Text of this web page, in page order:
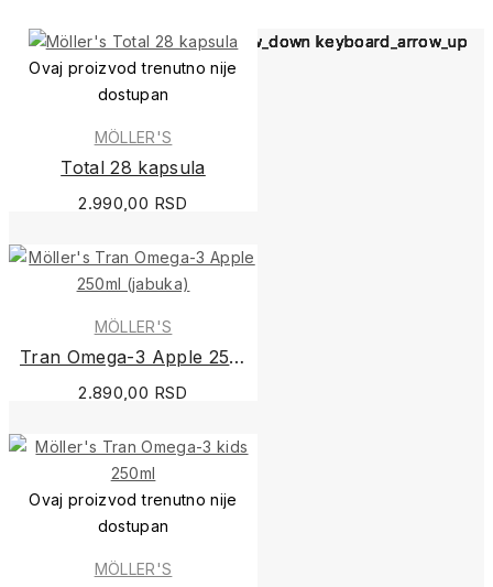
Ovaj proizvod trenutno nije
dostupan
MÖLLER'S
Total 28 kapsula
2.990,00 RSD
MÖLLER'S
Tran Omega-3 Apple 250ml (jabuka)
2.890,00 RSD
Ovaj proizvod trenutno nije
dostupan
MÖLLER'S
keyboard_arrow_down keyboard_arrow_up
keyboard_arrow_down keyboard_arrow_up
keyboard_arrow_down keyboard_arrow_up
keyboard_arrow_down keyboard_arrow_up
keyboard_arrow_down keyboard_arrow_up